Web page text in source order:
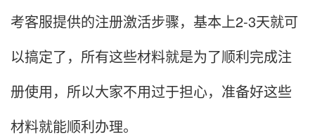
考客服提供的注册激活步骤，基本上2-3天就可
以搞定了，所有这些材料就是为了顺利完成注
册使用，所以大家不用过于担心，准备好这些
材料就能顺利办理。